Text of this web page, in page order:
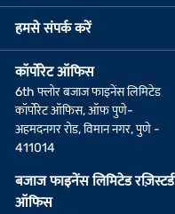
हमसे संपर्क करें
कॉर्पोरेट ऑफिस
6th फ्लोर बजाज फाइनेंस लिमिटेड
कॉर्पोरेट ऑफिस, ऑफ पुणे-
अहमदनगर रोड, विमान नगर, पुणे -
411014
बजाज फाइनेंस लिमिटेड रज़िस्टर्ड
ऑफिस